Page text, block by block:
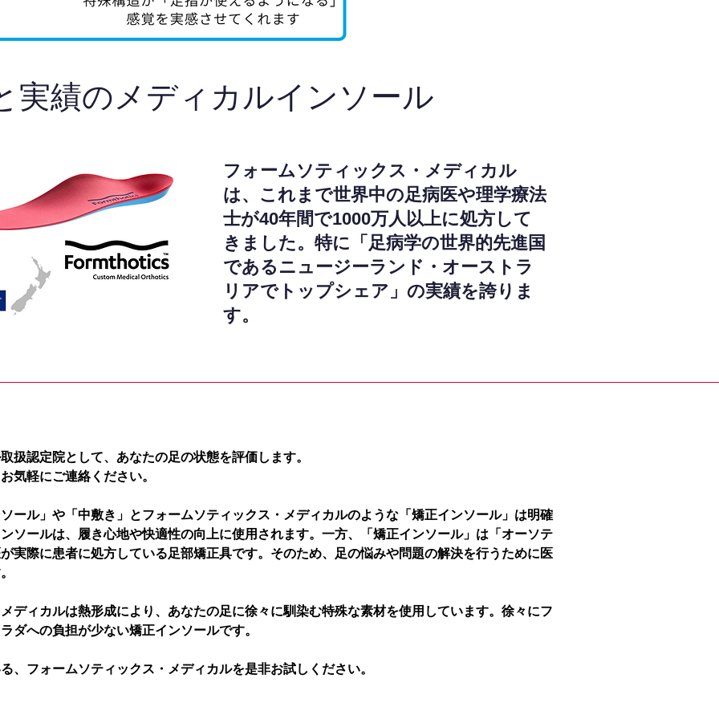
実績のメディカルインソール
フォームソティックス・メディカル
は、これまで世界中の足病医や理学療法
士が40年間で1000万人以上に処方して
きました。特に「足病学の世界的先進国
であるニュージーランド・オーストラ
リアでトップシェア」の実績を誇りま
す。
扱認定院として、あなたの足の状態を評価します。
気軽にご連絡ください。
ール」や「中敷き」とフォームソティックス・メディカルのような「矯正インソール」は明確
ソールは、履き心地や快適性の向上に使用されます。一方、「矯正インソール」は「オーソテ
実際に患者に処方している足部矯正具です。そのため、足の悩みや問題の解決を行うために医
ディカルは熱形成により、あなたの足に徐々に馴染む特殊な素材を使用しています。徐々にフ
ダへの負担が少ない矯正インソールです。
、フォームソティックス・メディカルを是非お試しください。